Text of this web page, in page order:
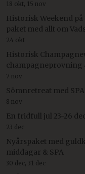
18 okt, 15 nov
Historisk Weekend
paket med allt om
24 okt
Historisk
champagneprovning
7 nov
Sömnretreat med
8 nov
En fridfull jul 23-26
23 dec
Nyårspaket med
middagar & SPA
30 dec, 31 dec